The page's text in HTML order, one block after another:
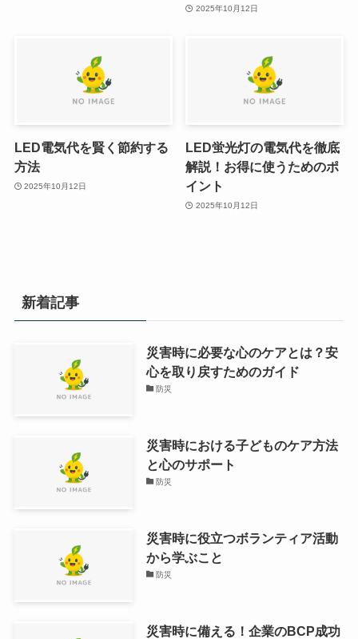
2025年10月12日
LED電気代を賢く節約する
方法
2025年10月12日
LED蛍光灯の電気代を徹底
解説！お得に使うためのポ
イント
2025年10月12日
新着記事
災害時に必要な心のケアとは？安
心を取り戻すためのガイド
防災
災害時における子どものケア方法
と心のサポート
防災
災害時に役立つボランティア活動
から学ぶこと
防災
災害時に備える！企業のBCP成功